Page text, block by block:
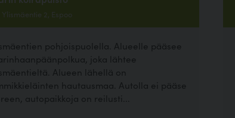
Ylismäentie 2, Espoo
pohjoispuolella. Alueelle pääsee
joka lähtee
Alueen lähellä on
hautausmaa. Autolla ei pääse
autopaikkoja on reilusti...